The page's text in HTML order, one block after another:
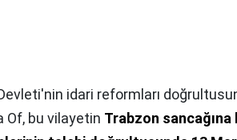
idari reformları
Of, bu vilayetin Trabzon sancağına